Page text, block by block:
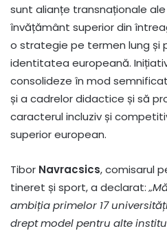
sunt alianțe transnaționale
învățământ superior din
o strategie pe termen lung și
identitatea europeană.
consolideze în mod
și a cadrelor didactice și să
caracterul incluziv și
superior european.
Tibor Navracsics, comisarul
tineret și sport, a declarat:
ambiția primelor 17
drept model pentru alte